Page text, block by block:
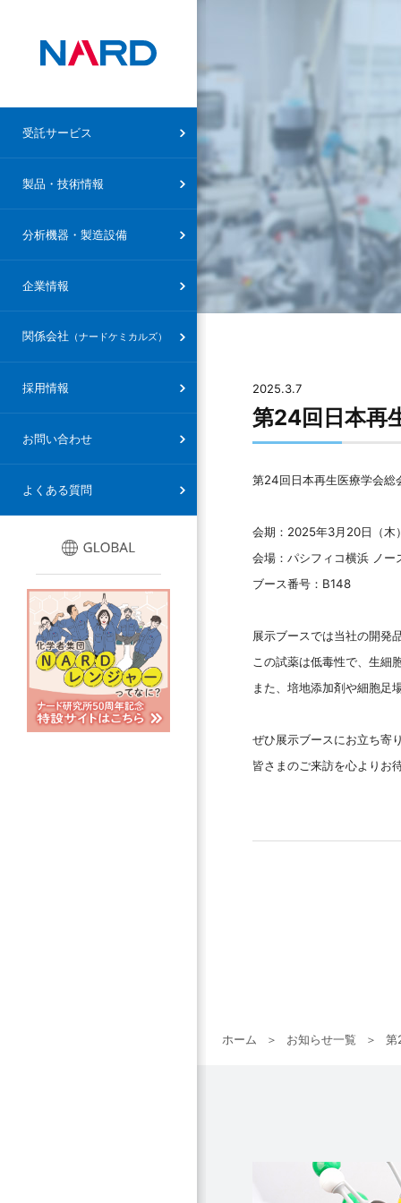
受託サービス
受託サービス トップ
受託製造
共同研究
製品・技術情報
製品・技術情報トップ
精製技術
製品
その他
分析機器・製造設備
ナード研究所
ナードケミカルズ
企業情報
企業情報トップ
会社概要・沿革
アクセスマップ
環境方針
関係会社 （ナードケミカルズ）
ナードケミカルズ トップ
設備概要
採用情報
お問い合わせ
よくある質問
2025.3.7
第24回日本再
第24回日本再生医療学会総
会期：2025年3月20日（木
会場：パシフィコ横浜 ノー
ブース番号：B148
展示ブースでは当社の開発
この試薬は低毒性で、生細
また、培地添加剤や細胞足
ぜひ展示ブースにお立ち寄
皆さまのご来訪を心よりお
ホーム お知らせ一覧 第